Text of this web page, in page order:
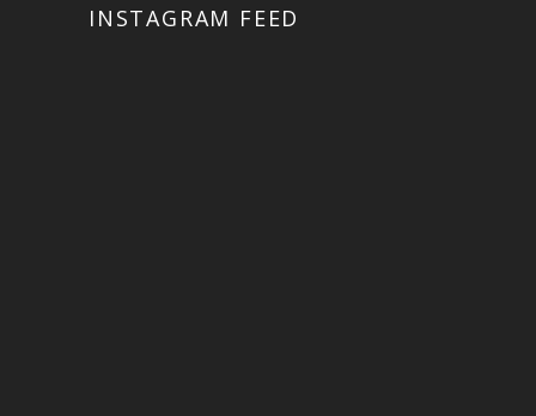
INSTAGRAM FEED